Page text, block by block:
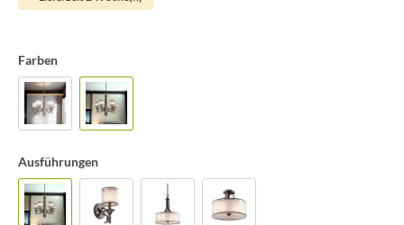
Farben
Ausführungen